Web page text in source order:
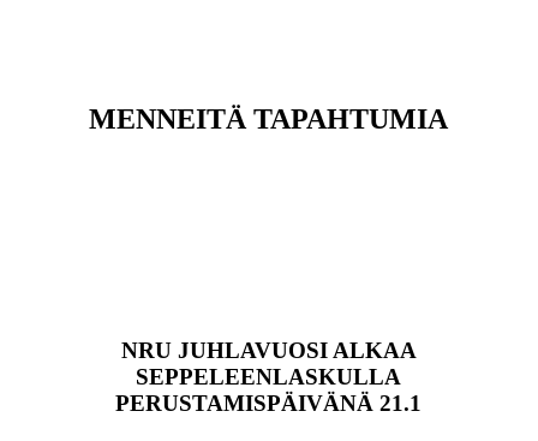
MENNEITÄ TAPAHTUMIA
NRU JUHLAVUOSI ALKAA
SEPPELEENLASKULLA
PERUSTAMISPÄIVÄNÄ 21.1